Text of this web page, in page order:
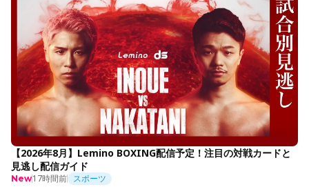
【2026年8月】Lemino BOXING配信予定！注目の対戦カードと
見逃し配信ガイド
New17時間前 スポーツ